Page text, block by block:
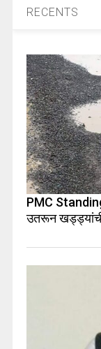
RECENTS
PMC
उतरून खड्ड्यांची